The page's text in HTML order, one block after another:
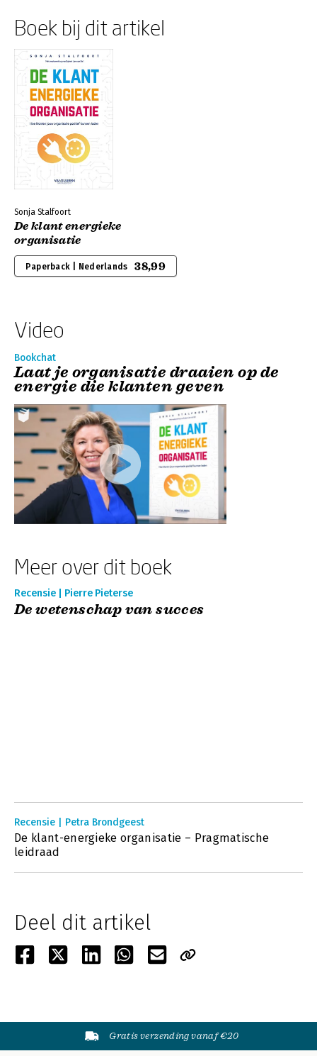
Boek bij dit artikel
Sonja Stalfoort
De klant energieke
organisatie
Paperback | Nederlands 38,99
Video
Bookchat
Laat je organisatie draaien op de
energie die klanten geven
Meer over dit boek
Recensie | Pierre Pieterse
De wetenschap van succes
Recensie | Petra Brondgeest
De klant-energieke organisatie – Pragmatische
leidraad
Deel dit artikel
Gratis verzending vanaf €20